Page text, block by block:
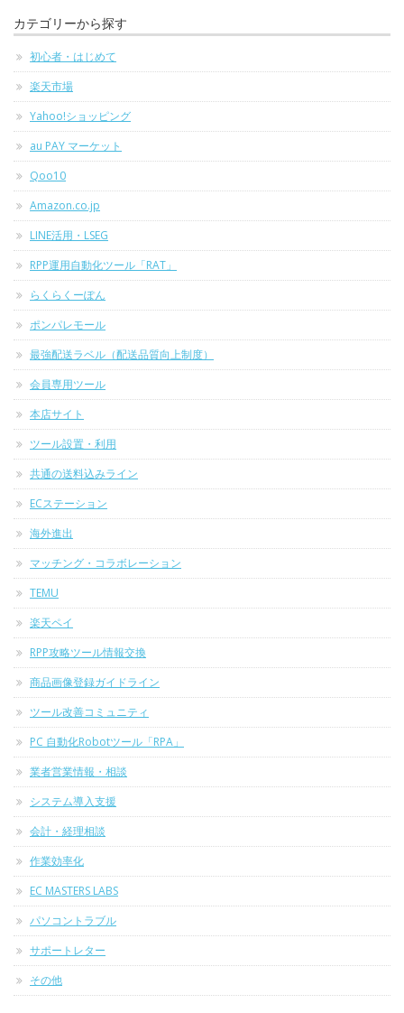
カテゴリーから探す
初心者・はじめて
楽天市場
Yahoo!ショッピング
au PAY マーケット
Qoo10
Amazon.co.jp
LINE活用・LSEG
RPP運用自動化ツール「RAT」
らくらくーぽん
ポンパレモール
最強配送ラベル（配送品質向上制度）
会員専用ツール
本店サイト
ツール設置・利用
共通の送料込みライン
ECステーション
海外進出
マッチング・コラボレーション
TEMU
楽天ペイ
RPP攻略ツール情報交換
商品画像登録ガイドライン
ツール改善コミュニティ
PC 自動化Robotツール「RPA」
業者営業情報・相談
システム導入支援
会計・経理相談
作業効率化
EC MASTERS LABS
パソコントラブル
サポートレター
その他